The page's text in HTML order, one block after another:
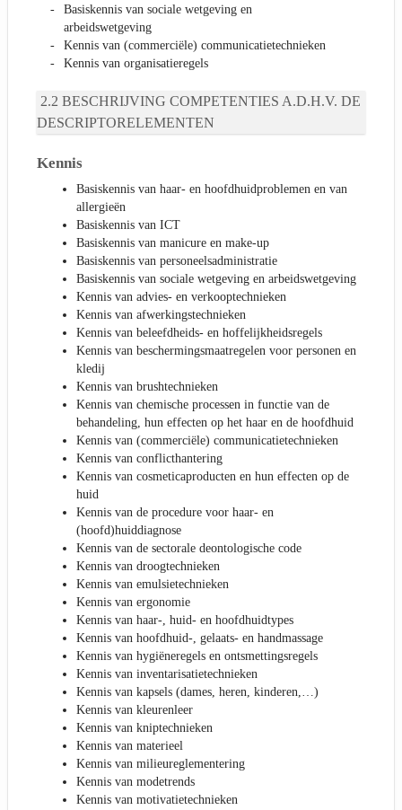
Basiskennis van sociale wetgeving en
arbeidswetgeving
Kennis van (commerciële) communicatietechnieken
Kennis van organisatieregels
BESCHRIJVING COMPETENTIES A.D.H.V. DE
DESCRIPTORELEMENTEN
Kennis
Basiskennis van haar- en hoofdhuidproblemen en van
allergieën
Basiskennis van ICT
Basiskennis van manicure en make-up
Basiskennis van personeelsadministratie
Basiskennis van sociale wetgeving en arbeidswetgeving
Kennis van advies- en verkooptechnieken
Kennis van afwerkingstechnieken
Kennis van beleefdheids- en hoffelijkheidsregels
Kennis van beschermingsmaatregelen voor personen en
kledij
Kennis van brushtechnieken
Kennis van chemische processen in functie van de
behandeling, hun effecten op het haar en de hoofdhuid
Kennis van (commerciële) communicatietechnieken
Kennis van conflicthantering
Kennis van cosmeticaproducten en hun effecten op de
huid
Kennis van de procedure voor haar- en
(hoofd)huiddiagnose
Kennis van de sectorale deontologische code
Kennis van droogtechnieken
Kennis van emulsietechnieken
Kennis van ergonomie
Kennis van haar-, huid- en hoofdhuidtypes
Kennis van hoofdhuid-, gelaats- en handmassage
Kennis van hygiëneregels en ontsmettingsregels
Kennis van inventarisatietechnieken
Kennis van kapsels (dames, heren, kinderen,…)
Kennis van kleurenleer
Kennis van kniptechnieken
Kennis van materieel
Kennis van milieureglementering
Kennis van modetrends
Kennis van motivatietechnieken